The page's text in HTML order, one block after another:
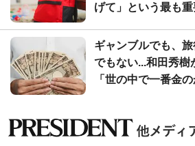
げて」という最も
ギャンブルでも、
でもない...和田秀樹
「世の中で一番金